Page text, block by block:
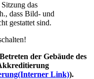
das
dass Bild- und
gestattet sind.
der Gebäude des
(Interner Link)).